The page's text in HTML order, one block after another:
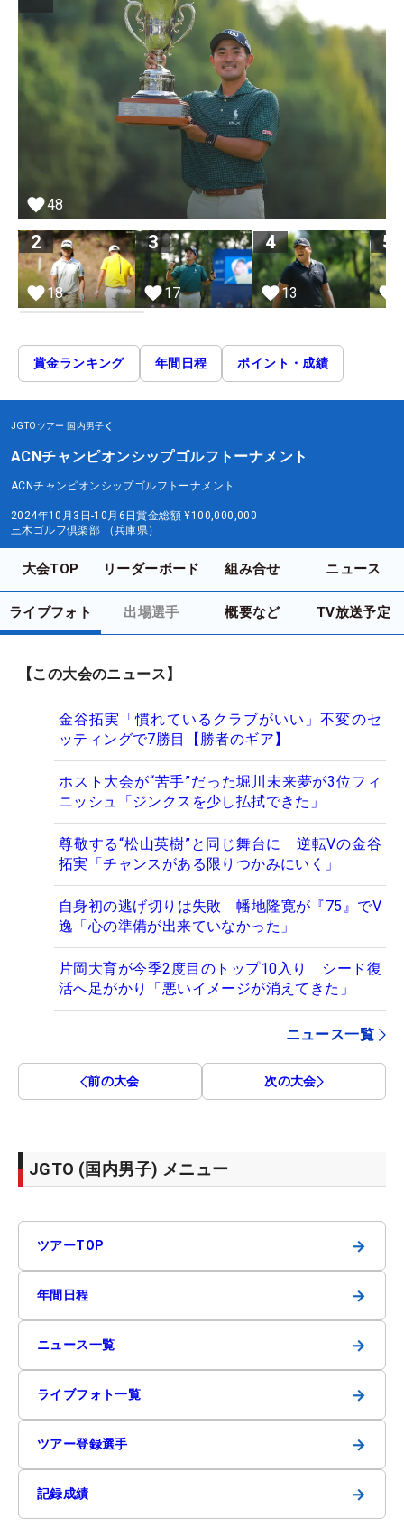
48
2
18
3
17
4
13
5
賞金ランキング 年間日程 ポイント・成績
JGTOツアー 国内男子
ACNチャンピオンシップゴルフトーナメント
ACNチャンピオンシップゴルフトーナメント
2024年10月3日-10月6日賞金総額 ¥100,000,000
三木ゴルフ倶楽部 （兵庫県）
大会TOP リーダーボード 組み合せ ニュース
ライブフォト 出場選手 概要など TV放送予定
【この大会のニュース】
金谷拓実「慣れているクラブがいい」不変のセ
ッティングで7勝目【勝者のギア】
ホスト大会が“苦手”だった堀川未来夢が3位フィ
ニッシュ「ジンクスを少し払拭できた」
尊敬する“松山英樹”と同じ舞台に 逆転Vの金谷
拓実「チャンスがある限りつかみにいく」
自身初の逃げ切りは失敗 幡地隆寛が『75』でV
逸「心の準備が出来ていなかった」
片岡大育が今季2度目のトップ10入り シード復
活へ足がかり「悪いイメージが消えてきた」
ニュース一覧
前の大会 次の大会
JGTO (国内男子) メニュー
ツアーTOP →
年間日程 →
ニュース一覧 →
ライブフォト一覧 →
ツアー登録選手 →
記録成績 →